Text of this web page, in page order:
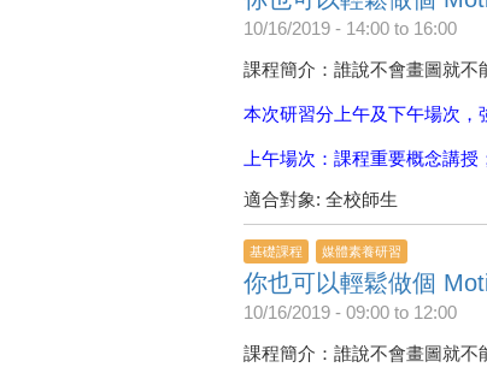
10/16/2019 - 14:00 to 16:00
課程簡介：誰說不會畫圖就不
本次研習分上午及下午場次，
上午場次：課程重要概念講授
適合對象: 全校師生
基礎課程 媒體素養研習
你也可以輕鬆做個
10/16/2019 - 09:00 to 12:00
課程簡介：誰說不會畫圖就不